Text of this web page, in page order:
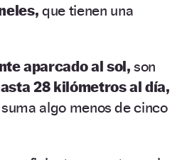
que tienen una
aparcado al sol, son
28 kilómetros al día,
algo menos de cinco